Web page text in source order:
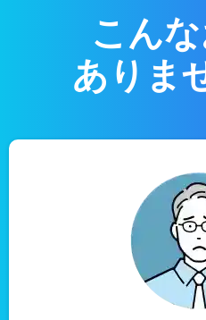
こん
ありま